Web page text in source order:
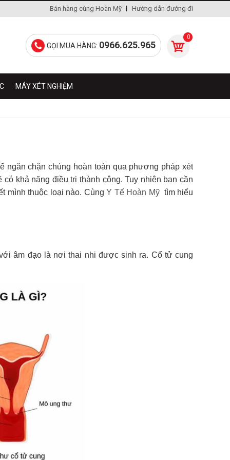
Hướng dẫn đường đi
Bán hàng cùng Hoàn Mỹ
0
GỌI MUA HÀNG: 0966.625.965
MÁY XÉT NGHIỆM
ngăn chặn chúng hoàn toàn qua phương pháp xét
khả năng điều trị thành công. Tuy nhiên bạn cần
mình thuộc loại nào. Cùng Y Tế Hoàn Mỹtìm hiểu
âm đạo là nơi thai nhi được sinh ra. Cổ tử cung